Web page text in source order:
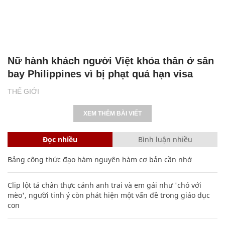
THẾ GIỚI
Nữ hành khách người Việt khỏa thân ở sân
bay Philippines vì bị phạt quá hạn visa
XEM THÊM BÀI VIẾT
Đọc nhiều Bình luận nhiều
Bảng công thức đạo hàm nguyên hàm cơ bản cần nhớ
Clip lột tả chân thực cảnh anh trai và em gái như 'chó với
mèo', người tinh ý còn phát hiện một vấn đề trong giáo dục
con